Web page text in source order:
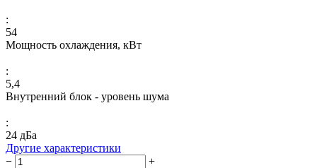
:
54
Мощность охлаждения, кВт
:
5,4
Внутренний блок - уровень шума
:
24 дБа
Другие характеристики
−
+